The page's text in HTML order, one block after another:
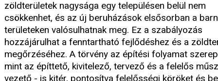
zöldterületek nagysága egy településen belül nem
csökkenhet, és az új beruházások elsősorban a
területeken valósulhatnak meg. Ez a szabályozás
hozzájárulhat a fenntartható fejlődéshez és a
megőrzéséhez. A törvény az építési folyamat
mint az építtető, kivitelező, tervező és a felelős
vezető - is kitér, pontosítva felelősségi köröket és